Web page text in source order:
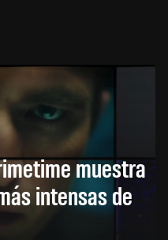
muestra
intensas de